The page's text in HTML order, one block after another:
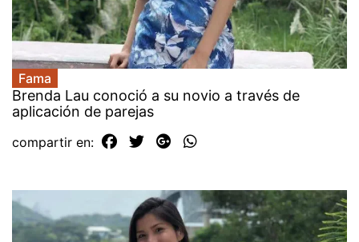
Fama
Brenda Lau conoció a su novio a través de
aplicación de parejas
compartir en: